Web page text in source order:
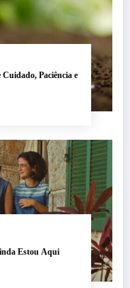
Paciência e
Estou Aqui